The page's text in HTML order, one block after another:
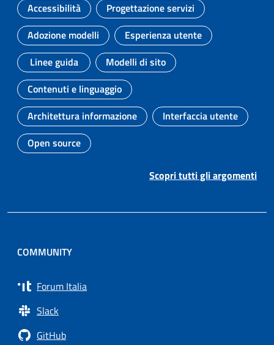
Argomento:
Accessibilità
Argomento:
Progettazione servizi
Argomento:
Adozione modelli
Argomento:
Esperienza utente
Argomento:
Linee guida
Argomento:
Modelli di sito
Argomento:
Contenuti e linguaggio
Argomento:
Architettura informazione
Argomento:
Interfaccia utente
Argomento:
Open source
Scopri tutti gli argomenti
COMMUNITY
Forum Italia
Slack
GitHub